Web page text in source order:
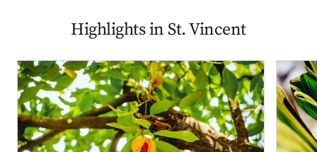
Highlights in St. Vincent